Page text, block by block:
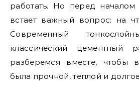
работать. Но перед
встает важный вопрос: на
Современный
классический цементный
разберемся вместе, чтобы
была прочной, теплой и